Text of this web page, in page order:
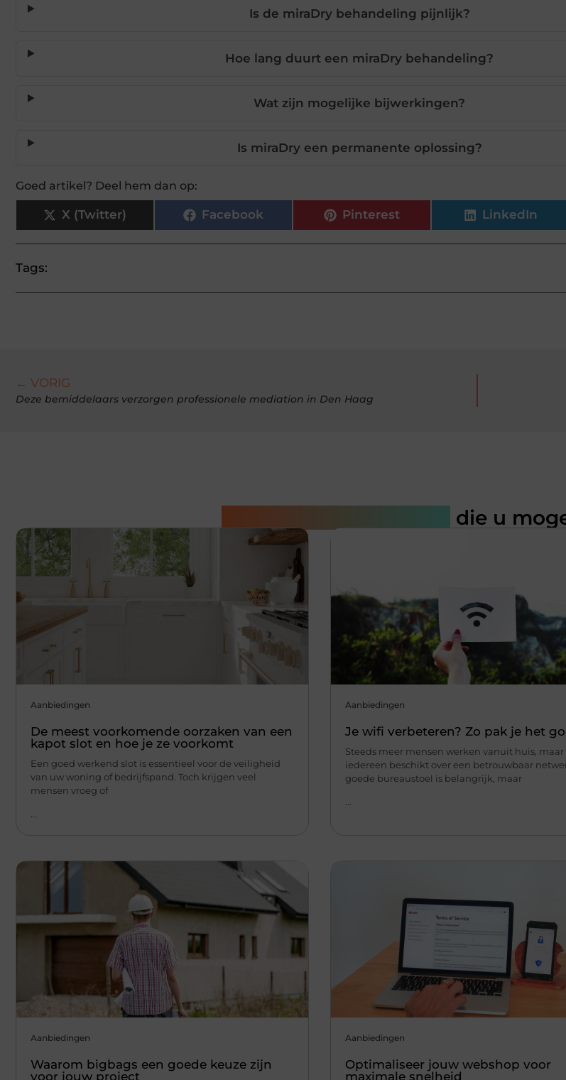
Is de miraDry behandeling pijnlijk?
Hoe lang duurt een miraDry behandeling?
Wat zijn mogelijke bijwerkingen?
Is miraDry een permanente oplossing?
Goed artikel? Deel hem dan op:
X (Twitter) Facebook Pinterest LinkedIn
Tags:
← VORIG
Deze bemiddelaars verzorgen professionele mediation in Den Haag
die u
Aanbiedingen
De meest voorkomende oorzaken van een
kapot slot en hoe je ze voorkomt
Een goed werkend slot is essentieel voor de veiligheid
van uw woning of bedrijfspand. Toch krijgen veel
mensen vroeg of
...
Aanbiedingen
Je wifi verbeteren? Zo pak je het
Steeds meer mensen werken vanuit huis,
iedereen beschikt over een betrouwbaar
goede bureaustoel is belangrijk, maar
...
Aanbiedingen
Waarom bigbags een goede keuze zijn
voor jouw project
Aanbiedingen
Optimaliseer jouw webshop voor
maximale snelheid